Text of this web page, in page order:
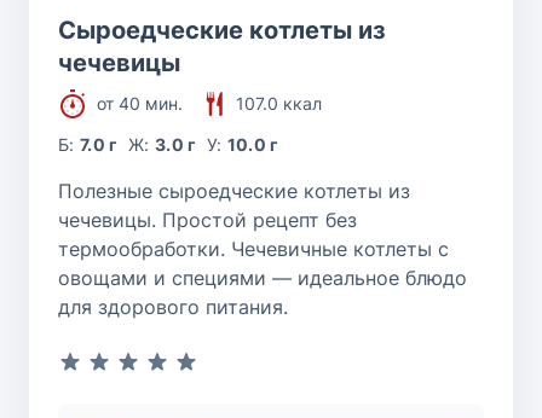
Сыроедческие котлеты из
чечевицы
от 40 мин.
107.0 ккал
Б:7.0 г Ж: 3.0 г У: 10.0 г
Полезные сыроедческие котлеты из
чечевицы. Простой рецепт без
термообработки. Чечевичные котлеты с
овощами и специями — идеальное блюдо
для здорового питания.